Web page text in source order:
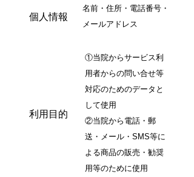
個人情報
名前・住所・電話番号・
メールアドレス
利用目的
①当院からサービス利
用者からの問い合せ等
対応のためのデータと
して使用
②当院から電話・郵
送・メール・SMS等に
よる商品の販売・勧奨
用等のために使用